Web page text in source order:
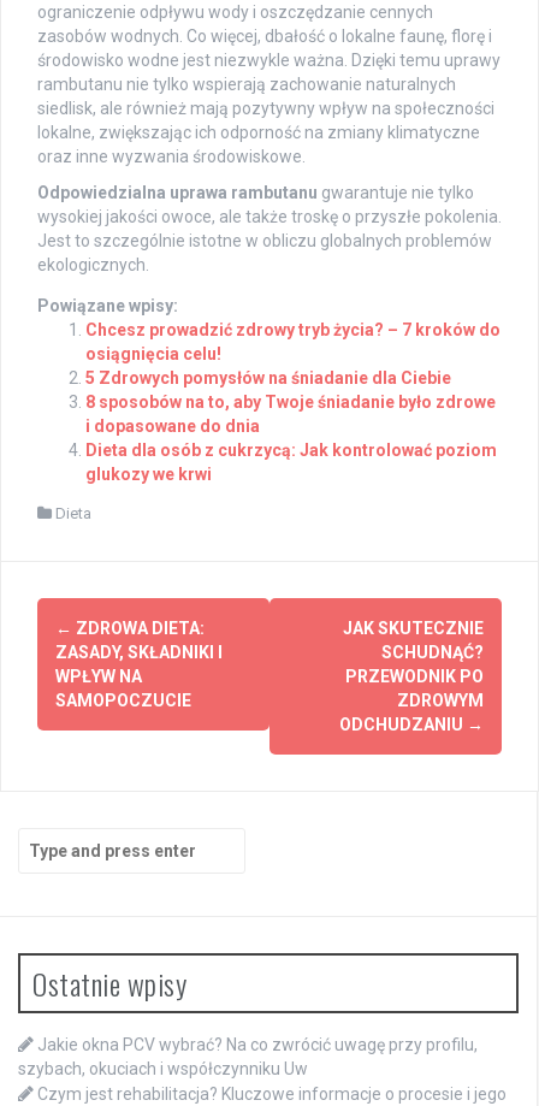
ograniczenie odpływu wody i oszczędzanie cennych
zasobów wodnych. Co więcej, dbałość o lokalne faunę, florę i
środowisko wodne jest niezwykle ważna. Dzięki temu uprawy
rambutanu nie tylko wspierają zachowanie naturalnych
siedlisk, ale również mają pozytywny wpływ na społeczności
lokalne, zwiększając ich odporność na zmiany klimatyczne
oraz inne wyzwania środowiskowe.
Odpowiedzialna uprawa rambutanu gwarantuje nie tylko
wysokiej jakości owoce, ale także troskę o przyszłe pokolenia.
Jest to szczególnie istotne w obliczu globalnych problemów
ekologicznych.
Powiązane wpisy:
Chcesz prowadzić zdrowy tryb życia? – 7 kroków do
osiągnięcia celu!
5 Zdrowych pomysłów na śniadanie dla Ciebie
8 sposobów na to, aby Twoje śniadanie było zdrowe
i dopasowane do dnia
Dieta dla osób z cukrzycą: Jak kontrolować poziom
glukozy we krwi
Dieta
Post
navigation
← ZDROWA DIETA:
ZASADY, SKŁADNIKI I
WPŁYW NA
SAMOPOCZUCIE
JAK SKUTECZNIE
SCHUDNĄĆ?
PRZEWODNIK PO
ZDROWYM
ODCHUDZANIU →
for:
Ostatnie wpisy
Jakie okna PCV wybrać? Na co zwrócić uwagę przy profilu,
szybach, okuciach i współczynniku Uw
Czym jest rehabilitacja? Kluczowe informacje o procesie i jego